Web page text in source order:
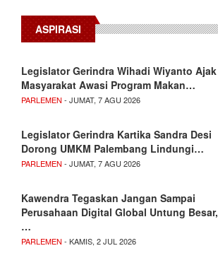
ASPIRASI
Legislator Gerindra Wihadi Wiyanto Ajak
Masyarakat Awasi Program Makan…
PARLEMEN - JUMAT, 7 AGU 2026
Legislator Gerindra Kartika Sandra Desi
Dorong UMKM Palembang Lindungi…
PARLEMEN - JUMAT, 7 AGU 2026
Kawendra Tegaskan Jangan Sampai
Perusahaan Digital Global Untung Besar,
…
PARLEMEN - KAMIS, 2 JUL 2026